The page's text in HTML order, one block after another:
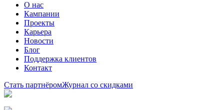
О нас
Кампании
Проекты
Карьера
Новости
Блог
Поддержка клиентов
Контакт
Стать партнёромЖурнал со скидками